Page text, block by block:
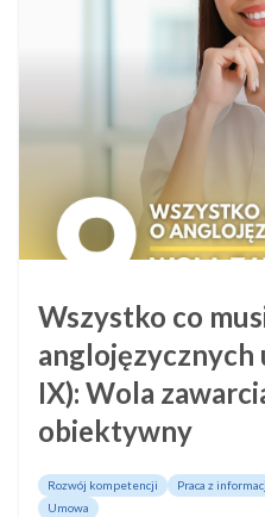
Wszystko co
anglojęzycznych
IX): Wola
obiektywny
Rozwój kompetencji Praca z
Umowa